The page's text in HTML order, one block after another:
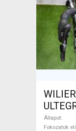
ULTEGRA Országúti
Állapot
Fokozatok